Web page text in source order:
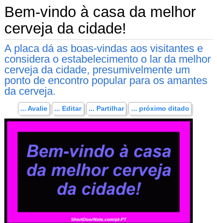
Bem-vindo à casa da melhor
cerveja da cidade!
A placa dá as boas-vindas aos visitantes e
considera o estabelecimento o lar da melhor
cerveja da cidade, presumivelmente um
ponto de encontro popular para os amantes
da cerveja.
... Avalie ... Editar ... Partilhar ... próximo ditado